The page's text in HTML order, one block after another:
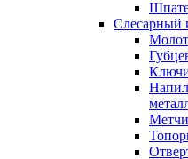
Слесарный